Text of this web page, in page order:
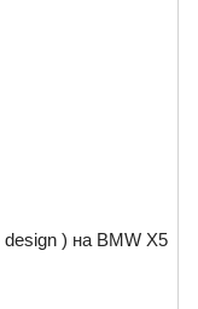
design ) на BMW X5